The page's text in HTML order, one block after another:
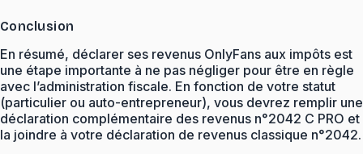
Conclusion
En résumé, déclarer ses revenus OnlyFans aux impôts est
une étape importante à ne pas négliger pour être en règle
avec l’administration fiscale. En fonction de votre statut
(particulier ou auto-entrepreneur), vous devrez remplir une
déclaration complémentaire des revenus n°2042 C PRO et
la joindre à votre déclaration de revenus classique n°2042.